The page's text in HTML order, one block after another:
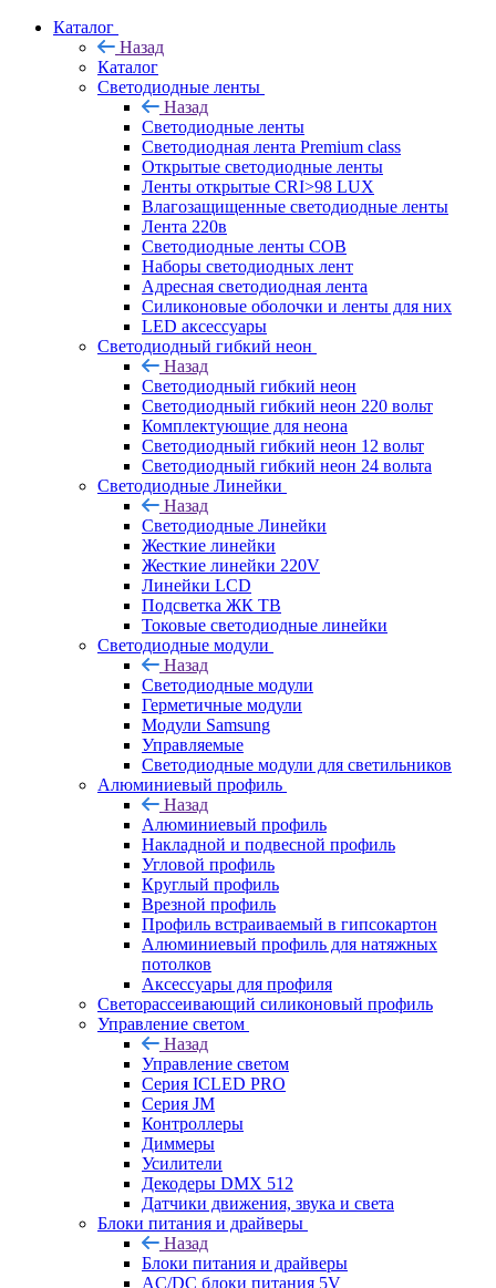
Каталог
Назад
Каталог
Светодиодные ленты
Назад
Светодиодные ленты
Светодиодная лента Premium class
Открытые светодиодные ленты
Ленты открытые CRI>98 LUX
Влагозащищенные светодиодные ленты
Лента 220в
Светодиодные ленты COB
Наборы светодиодных лент
Адресная светодиодная лента
Силиконовые оболочки и ленты для них
LED аксессуары
Светодиодный гибкий неон
Назад
Светодиодный гибкий неон
Светодиодный гибкий неон 220 вольт
Комплектующие для неона
Светодиодный гибкий неон 12 вольт
Светодиодный гибкий неон 24 вольта
Светодиодные Линейки
Назад
Светодиодные Линейки
Жесткие линейки
Жесткие линейки 220V
Линейки LCD
Подсветка ЖК ТВ
Токовые светодиодные линейки
Светодиодные модули
Назад
Светодиодные модули
Герметичные модули
Модули Samsung
Управляемые
Светодиодные модули для светильников
Алюминиевый профиль
Назад
Алюминиевый профиль
Накладной и подвесной профиль
Угловой профиль
Круглый профиль
Врезной профиль
Профиль встраиваемый в гипсокартон
Алюминиевый профиль для натяжных
потолков
Аксессуары для профиля
Светорассеивающий силиконовый профиль
Управление светом
Назад
Управление светом
Серия ICLED PRO
Серия JM
Контроллеры
Диммеры
Усилители
Декодеры DMX 512
Датчики движения, звука и света
Блоки питания и драйверы
Назад
Блоки питания и драйверы
AC/DC блоки питания 5V